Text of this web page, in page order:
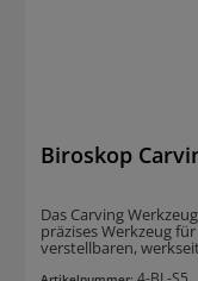
Biroskop
Das Carving
präzises Werkzeug
verstellbaren,
benötigt es keine